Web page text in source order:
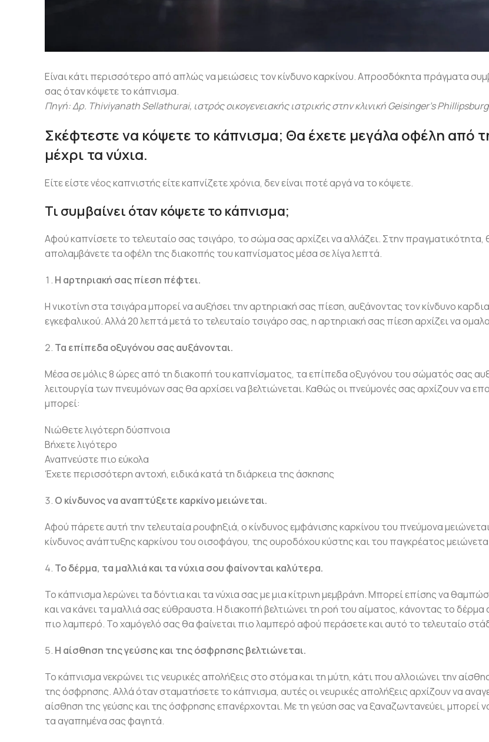
Είναι κάτι περισσότερο από απλώς να μειώσεις τον κίνδυνο καρκίνου. Απροσδόκητα πράγματα
σας όταν κόψετε το κάπνισμα.
Πηγή: Δρ. Thiviyanath Sellathurai, ιατρός οικογενειακής ιατρικής στην κλινική Geisinger’s Phillipsburg
Σκέφτεστε να κόψετε το κάπνισμα; Θα έχετε μεγάλα οφέλη από
μέχρι τα νύχια.
Είτε είστε νέος καπνιστής είτε καπνίζετε χρόνια, δεν είναι ποτέ αργά να το κόψετε.
Τι συμβαίνει όταν κόψετε το κάπνισμα;
Αφού καπνίσετε το τελευταίο σας τσιγάρο, το σώμα σας αρχίζει να αλλάζει. Στην πραγματικότητα,
απολαμβάνετε τα οφέλη της διακοπής του καπνίσματος μέσα σε λίγα λεπτά.
Η αρτηριακή σας πίεση πέφτει.
Η νικοτίνη στα τσιγάρα μπορεί να αυξήσει την αρτηριακή σας πίεση, αυξάνοντας τον κίνδυνο
εγκεφαλικού. Αλλά 20 λεπτά μετά το τελευταίο τσιγάρο σας, η αρτηριακή σας πίεση αρχίζει να
Τα επίπεδα οξυγόνου σας αυξάνονται.
Μέσα σε μόλις 8 ώρες από τη διακοπή του καπνίσματος, τα επίπεδα οξυγόνου του σώματός σας
λειτουργία των πνευμόνων σας θα αρχίσει να βελτιώνεται. Καθώς οι πνεύμονές σας αρχίζουν να
μπορεί:
Νιώθετε λιγότερη δύσπνοια
Βήχετε λιγότερο
Αναπνεύστε πιο εύκολα
Έχετε περισσότερη αντοχή, ειδικά κατά τη διάρκεια της άσκησης
Ο κίνδυνος να αναπτύξετε καρκίνο μειώνεται.
Αφού πάρετε αυτή την τελευταία ρουφηξιά, ο κίνδυνος εμφάνισης καρκίνου του πνεύμονα
κίνδυνος ανάπτυξης καρκίνου του οισοφάγου, της ουροδόχου κύστης και του παγκρέατος
Το δέρμα, τα μαλλιά και τα νύχια σου φαίνονται καλύτερα.
Το κάπνισμα λερώνει τα δόντια και τα νύχια σας με μια κίτρινη μεμβράνη. Μπορεί επίσης να
και να κάνει τα μαλλιά σας εύθραυστα. Η διακοπή βελτιώνει τη ροή του αίματος, κάνοντας το δέρμα
πιο λαμπερό. Το χαμόγελό σας θα φαίνεται πιο λαμπερό αφού περάσετε και αυτό το τελευταίο
Η αίσθηση της γεύσης και της όσφρησης βελτιώνεται.
Το κάπνισμα νεκρώνει τις νευρικές απολήξεις στο στόμα και τη μύτη, κάτι που αλλοιώνει την
της όσφρησης. Αλλά όταν σταματήσετε το κάπνισμα, αυτές οι νευρικές απολήξεις αρχίζουν να
αίσθηση της γεύσης και της όσφρησης επανέρχονται. Με τη γεύση σας να ξαναζωντανεύει, μπορεί
τα αγαπημένα σας φαγητά.